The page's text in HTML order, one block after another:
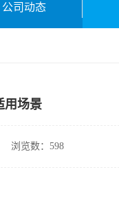
公司动态
用场景
浏览数：598